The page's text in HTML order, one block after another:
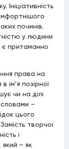
Ініціативність
починів.
у людини
є притаманно
права на
ім’я позірної
чи на ділі
словами –
цього
творчої
і
– як